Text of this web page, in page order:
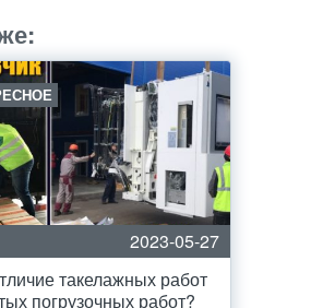
2023-05-27
такелажных работ
погрузочных работ?